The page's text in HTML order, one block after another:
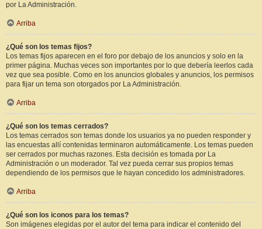
por La Administración.
Arriba
¿Qué son los temas fijos?
Los temas fijos aparecen en el foro por debajo de los anuncios y solo en la
primer página. Muchas veces son importantes por lo que debería leerlos cada
vez que sea posible. Como en los anuncios globales y anuncios, los permisos
para fijar un tema son otorgados por La Administración.
Arriba
¿Qué son los temas cerrados?
Los temas cerrados son temas donde los usuarios ya no pueden responder y
las encuestas allí contenidas terminaron automáticamente. Los temas pueden
ser cerrados por muchas razones. Esta decisión es tomada por La
Administración o un moderador. Tal vez pueda cerrar sus propios temas
dependiendo de los permisos que le hayan concedido los administradores.
Arriba
¿Qué son los iconos para los temas?
Son imágenes elegidas por el autor del tema para indicar el contenido del